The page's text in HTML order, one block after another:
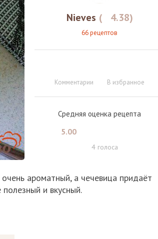
Nieves ( 4.38)
66 рецептов
Комментарии В избранное
Средняя оценка рецепта
5.00
4голоса
ароматный, а чечевица придаёт
и вкусный.